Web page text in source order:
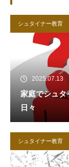
シュタイナー教育
2025.07.13
家庭でシュタ
日々
シュタイナー教育